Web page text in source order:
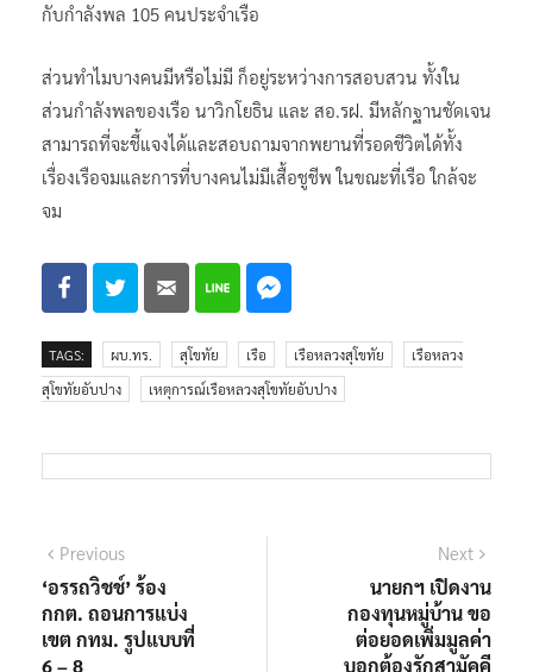
กับกำลังพล 105 คนประจำเรือ
ส่วนทำไมบางคนมีหรือไม่มี ก็อยู่ระหว่างการสอบสวน ทั้งใน
ส่วนกำลังพลของเรือ นาวิกโยธิน และ สอ.รฝ. มีหลักฐานชัดเจน
สามารถที่จะชี้แจงได้และสอบถามจากพยานที่รอดชีวิตได้ทั้ง
เรื่องเรือจมและการที่บางคนไม่มีเสื้อชูชีพ ในขณะที่เรือ ใกล้จะ
จม
TAGS: ผบ.ทร. สุโขทัย เรือ เรือหลวงสุโขทัย
เรือหลวง
สุโขทัยอับปาง
เหตุการณ์เรือหลวงสุโขทัยอับปาง​
แนะแนว
เรื่อง
PreviousPrevious
post:
‘อรรถวิชช์’ ร้อง
กกต. ถอนการแบ่ง
เขต กทม. รูปแบบที่
6 – 8
Next
post:
นายกฯ เปิดงาน
กองทุนหมู่บ้าน ขอ
ต่อยอดเพิ่มมูลค่า
บอกต้องรักสามัคคี